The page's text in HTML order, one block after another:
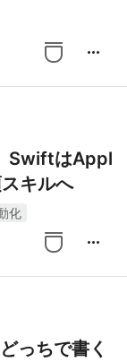
more_horiz
SwiftはAppl
キルへ
化
more_horiz
っちで書く